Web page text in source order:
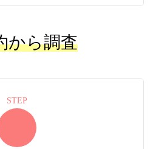
から調査
STEP